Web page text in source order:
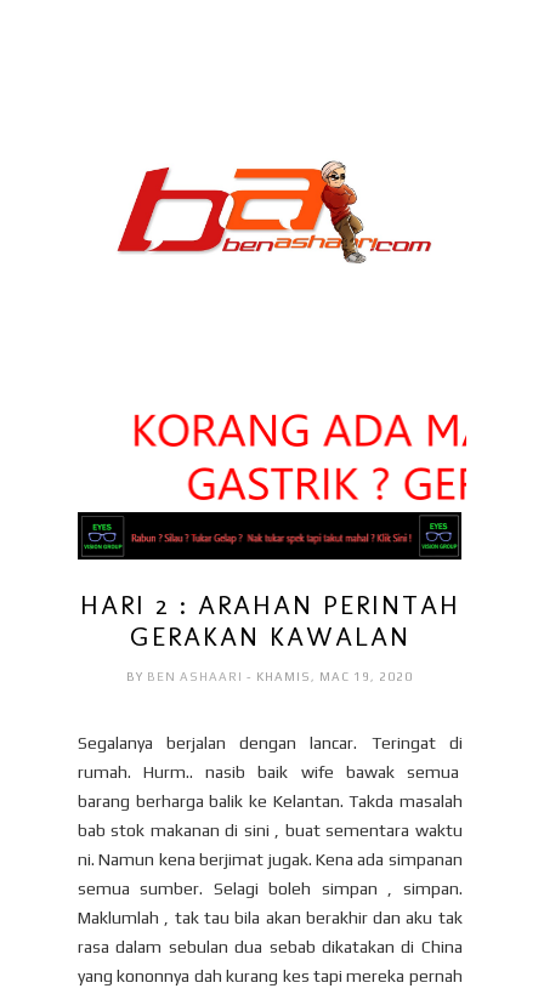
HARI 2 : ARAHAN PERINTAH
GERAKAN KAWALAN
BY BEN ASHAARI- KHAMIS, MAC 19, 2020
Segalanya berjalan dengan lancar. Teringat di
rumah. Hurm.. nasib baik wife bawak semua
barang berharga balik ke Kelantan. Takda masalah
bab stok makanan di sini , buat sementara waktu
ni. Namun kena berjimat jugak. Kena ada simpanan
semua sumber. Selagi boleh simpan , simpan.
Maklumlah , tak tau bila akan berakhir dan aku tak
rasa dalam sebulan dua sebab dikatakan di China
yang kononnya dah kurang kes tapi mereka pernah